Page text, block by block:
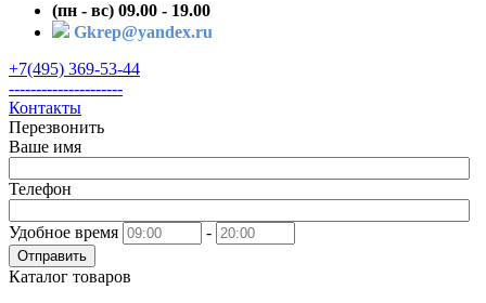
(пн - вс) 09.00 - 19.00
Gkrep@yandex.ru
+7(495) 369-53-44
---------------------
Контакты
Перезвонить
Ваше имя
Телефон
Удобное время -
Отправить
Каталог товаров